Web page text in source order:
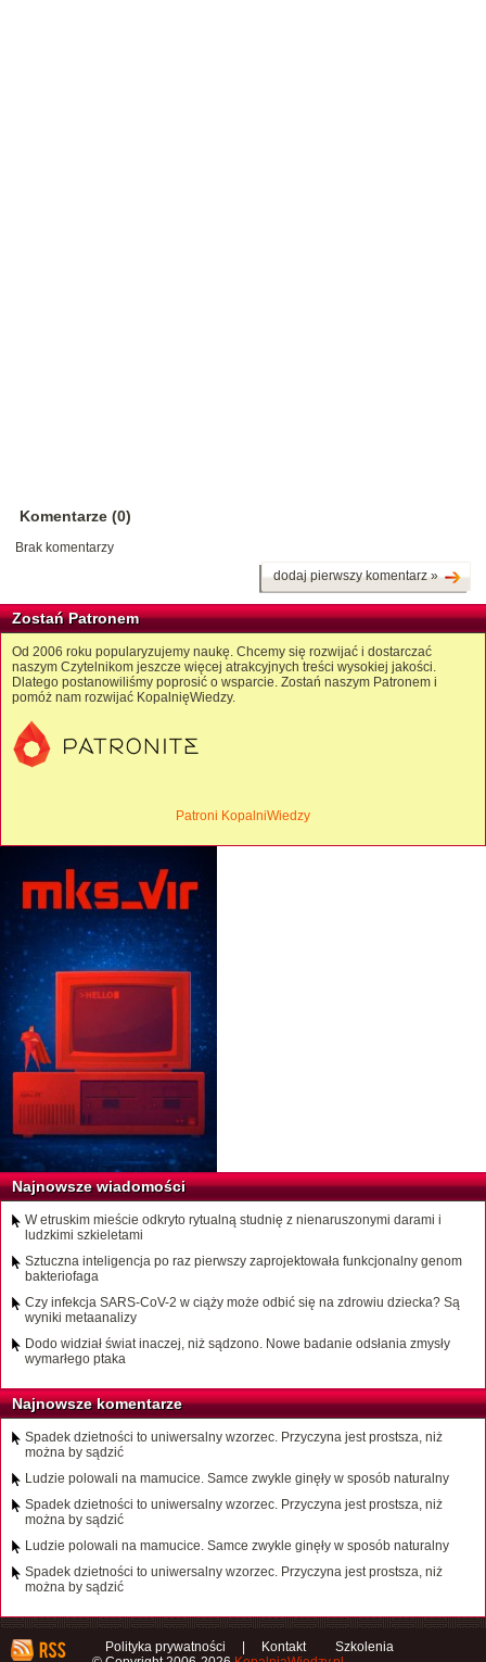
Komentarze (0)
Brak komentarzy
dodaj pierwszy komentarz »
Zostań Patronem
Od 2006 roku popularyzujemy naukę. Chcemy się rozwijać i dostarczać
naszym Czytelnikom jeszcze więcej atrakcyjnych treści wysokiej jakości.
Dlatego postanowiliśmy poprosić o wsparcie. Zostań naszym Patronem i
pomóż nam rozwijać KopalnięWiedzy.
Patroni KopalniWiedzy
Najnowsze wiadomości
W etruskim mieście odkryto rytualną studnię z nienaruszonymi darami i
ludzkimi szkieletami
Sztuczna inteligencja po raz pierwszy zaprojektowała funkcjonalny genom
bakteriofaga
Czy infekcja SARS-CoV-2 w ciąży może odbić się na zdrowiu dziecka? Są
wyniki metaanalizy
Dodo widział świat inaczej, niż sądzono. Nowe badanie odsłania zmysły
wymarłego ptaka
Najnowsze komentarze
Spadek dzietności to uniwersalny wzorzec. Przyczyna jest prostsza, niż
można by sądzić
Ludzie polowali na mamucice. Samce zwykle ginęły w sposób naturalny
Spadek dzietności to uniwersalny wzorzec. Przyczyna jest prostsza, niż
można by sądzić
Ludzie polowali na mamucice. Samce zwykle ginęły w sposób naturalny
Spadek dzietności to uniwersalny wzorzec. Przyczyna jest prostsza, niż
można by sądzić
Polityka prywatności Kontakt
Szkolenia